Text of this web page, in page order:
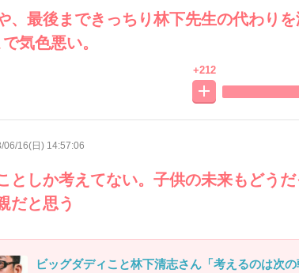
、最後まできっちり林下先生の代わりを
気色悪い。
+212
06/16(日) 14:57:06
としか考えてない。子供の未来もどうだ
だと思う
ビッグダディこと林下清志さん「考えるのは次